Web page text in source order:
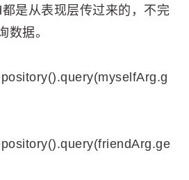
是从表现层传过来的，不完
数据。